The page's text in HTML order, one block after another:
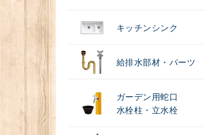
キッチンシンク
給排水部材・パーツ
ガーデン用蛇口
水栓柱・立水栓